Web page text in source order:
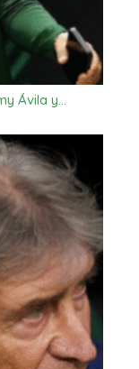
Ávila y…